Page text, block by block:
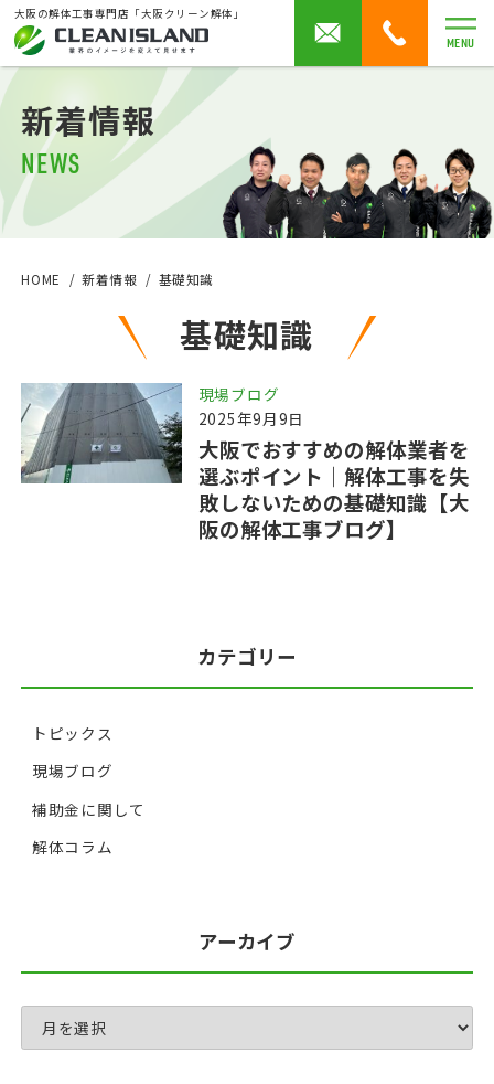
大阪の解体工事専門店「大阪クリーン解体」
MENU
新着情報
NEWS
HOME 新着情報 基礎知識
基礎知識
現場ブログ
2025年9月9日
大阪でおすすめの解体業者を
選ぶポイント｜解体工事を失
敗しないための基礎知識【大
阪の解体工事ブログ】
カテゴリー
トピックス
現場ブログ
補助金に関して
解体コラム
アーカイブ